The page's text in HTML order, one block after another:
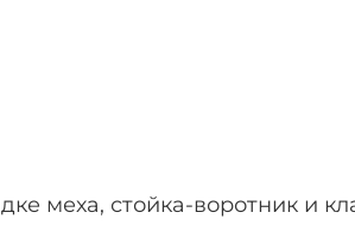
меха, стойка-воротник и